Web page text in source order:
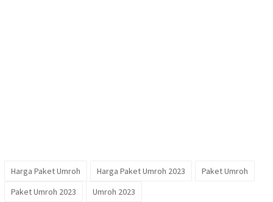
Harga Paket Umroh Harga Paket Umroh 2023
Paket Umroh
Paket Umroh 2023
Umroh 2023